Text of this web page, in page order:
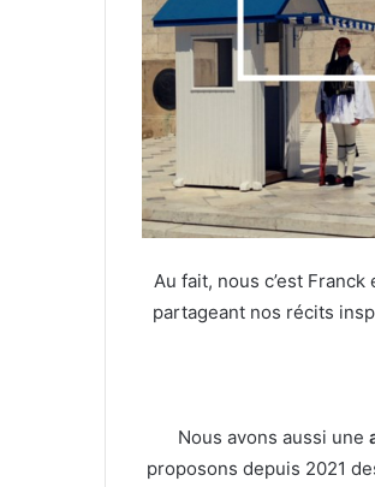
Au fait, nous c’est
partageant nos récits
Nous avons aussi une
proposons depuis 2021